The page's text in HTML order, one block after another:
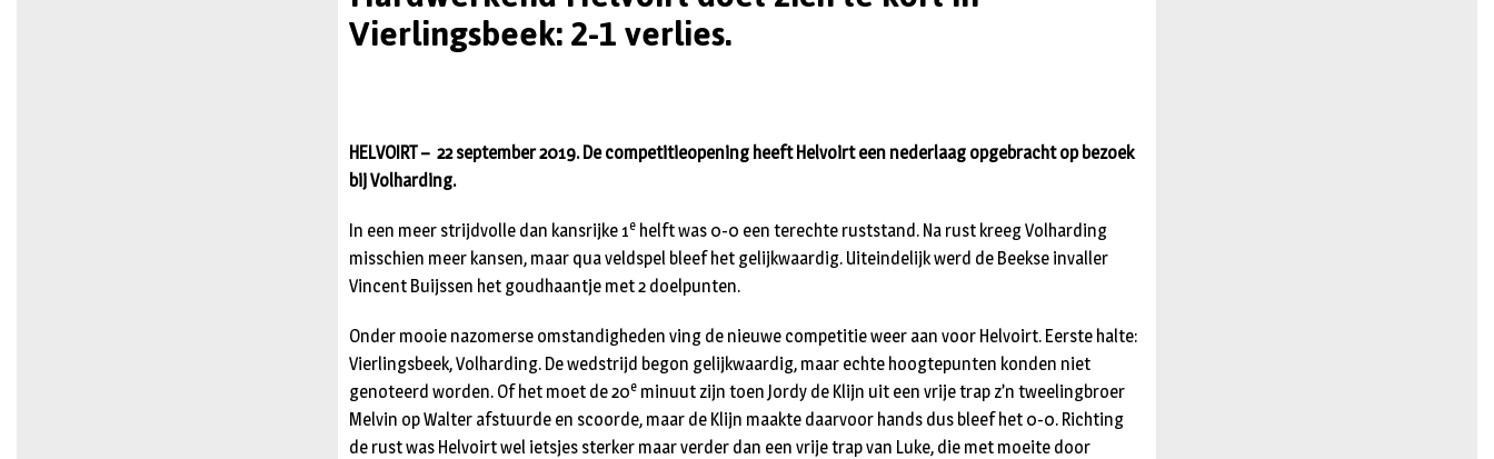
Vierlingsbeek: 2-1 verlies.
HELVOIRT – 22 september 2019. De competitieopening heeft Helvoirt een nederlaag opgebracht op bezoek
bij Volharding.
In een meer strijdvolle dan kansrijke 1e helft was 0-0 een terechte ruststand. Na rust kreeg Volharding
misschien meer kansen, maar qua veldspel bleef het gelijkwaardig. Uiteindelijk werd de Beekse invaller
Vincent Buijssen het goudhaantje met 2 doelpunten.
Onder mooie nazomerse omstandigheden ving de nieuwe competitie weer aan voor Helvoirt. Eerste halte:
Vierlingsbeek, Volharding. De wedstrijd begon gelijkwaardig, maar echte hoogtepunten konden niet
genoteerd worden. Of het moet de 20e minuut zijn toen Jordy de Klijn uit een vrije trap z’n tweelingbroer
Melvin op Walter afstuurde en scoorde, maar de Klijn maakte daarvoor hands dus bleef het 0-0. Richting
de rust was Helvoirt wel ietsjes sterker maar verder dan een vrije trap van Luke, die met moeite door